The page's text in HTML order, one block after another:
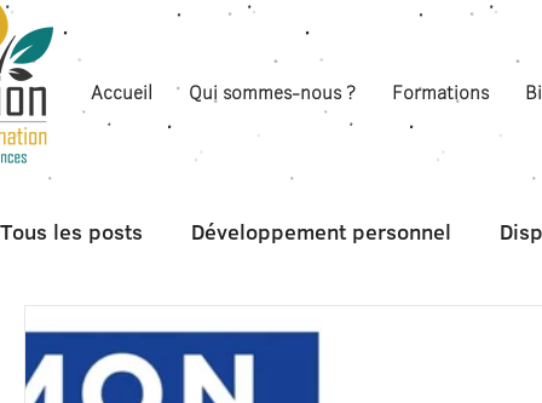
Accueil Qui sommes-nous ? Formations
Tous les posts Développement personnel
Boite à outils